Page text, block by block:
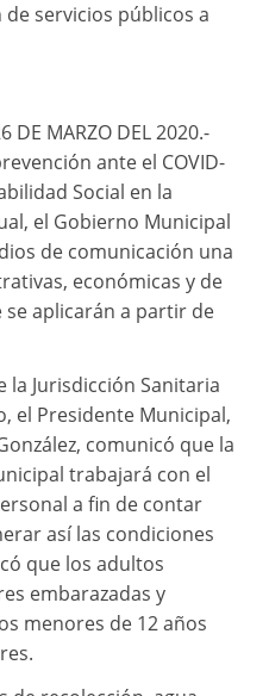
servicios públicos a
DE MARZO DEL 2020.-
ante el COVID-
Social en la
el Gobierno Municipal
de comunicación una
económicas y de
aplicarán a partir de
la Jurisdicción Sanitaria
el Presidente Municipal,
comunicó que la
trabajará con el
a fin de contar
así las condiciones
que los adultos
embarazadas y
menores de 12 años